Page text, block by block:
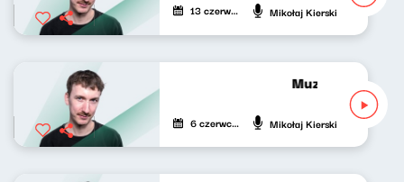
13 czerwca 2026 Mikołaj Kierski
Muzyka nie
6 czerwca 2026 Mikołaj Kierski